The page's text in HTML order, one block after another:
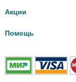
Акции
Помощь